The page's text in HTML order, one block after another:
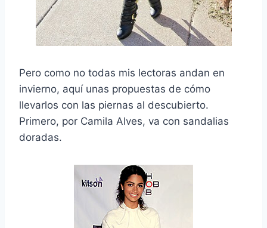
Pero como no todas mis lectoras andan en
invierno, aquí unas propuestas de cómo
llevarlos con las piernas al descubierto.
Primero, por Camila Alves, va con sandalias
doradas.